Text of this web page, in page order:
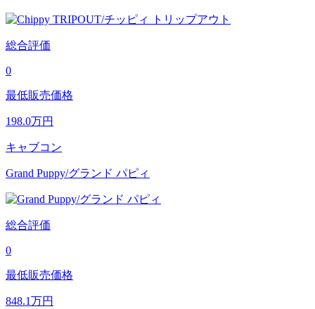
総合評価
0
最低販売価格
198.0万円
キャブコン
Grand Puppy/グランド パピィ
総合評価
0
最低販売価格
848.1万円